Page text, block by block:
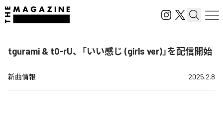
tgurami & t0-rU、「いい感じ (girls ver)」を配信開始
新曲情報 2025.2.8